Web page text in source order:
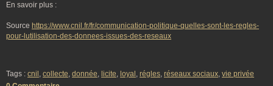
En savoir plus :
Source https://www.cnil.fr/fr/communication-politique-quelles-sont-les-regles-
pour-lutilisation-des-donnees-issues-des-reseaux
Tags : cnil , collecte, donnée, licite, loyal , régles, réseaux sociaux, vie privée